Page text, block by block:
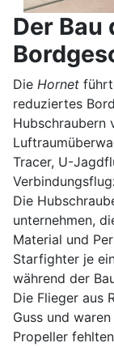
Der Bau
Die Hornet
reduziertes
Hubschraubern
Tracer, U-
Die
unternehmen,
Material und
Starfighter je
während der
Die Flieger aus
Guss und
Propeller